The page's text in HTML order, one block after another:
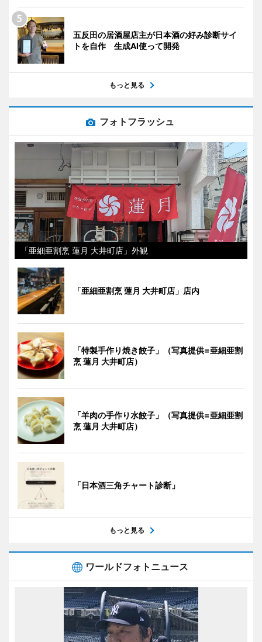
五反田の居酒屋店主が日本酒の好み診断サイ
トを自作 生成AI使って開発
もっと見る
フォトフラッシュ
「亜細亜割烹 蓮月 大井町店」外観
「亜細亜割烹 蓮月 大井町店」店内
「特製手作り焼き餃子」（写真提供=亜細亜割
烹 蓮月 大井町店）
「羊肉の手作り水餃子」（写真提供=亜細亜割
烹 蓮月 大井町店）
「日本酒三角チャート診断」
もっと見る
ワールドフォトニュース